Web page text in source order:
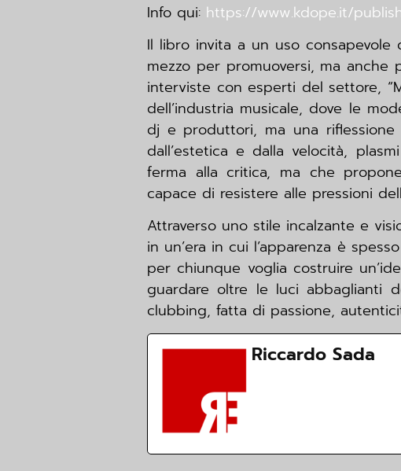
Info qui: https://www.kdope.it/
Il libro invita a un uso
mezzo per promuoversi, ma anche
interviste con esperti del settore,
dell’industria musicale, dove le
dj e produttori, ma una riflessione
dall’estetica e dalla velocità,
ferma alla critica, ma che
capace di resistere alle pressioni
Attraverso uno stile incalzante e
in un’era in cui l’apparenza è
per chiunque voglia costruire
guardare oltre le luci abbaglianti
clubbing, fatta di passione,
Riccardo Sada